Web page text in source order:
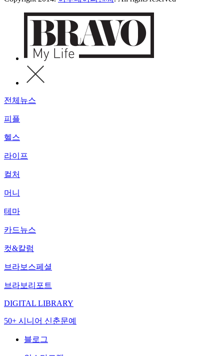
전체뉴스
피플
헬스
라이프
컬처
머니
테마
카드뉴스
컷&칼럼
브라보스페셜
브라보리포트
DIGITAL LIBRARY
50+ 시니어 신춘문예
블로그